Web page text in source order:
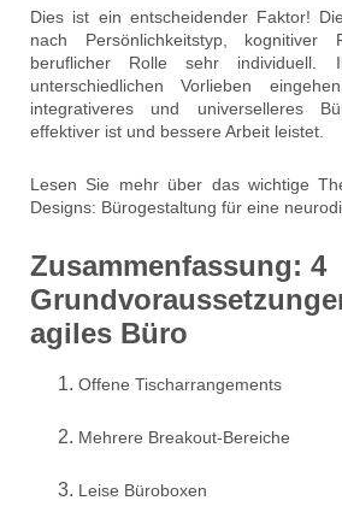
Dies ist ein entscheidender Faktor!
nach Persönlichkeitstyp, kognitiver
beruflicher Rolle sehr
unterschiedlichen Vorlieben
integrativeres und universelleres
effektiver ist und bessere Arbeit leistet.
Lesen Sie mehr über das wichtige
Designs: Bürogestaltung für eine
Zusammenfassung: 4
agiles Büro
Offene Tischarrangements
Mehrere Breakout-Bereiche
Leise Büroboxen